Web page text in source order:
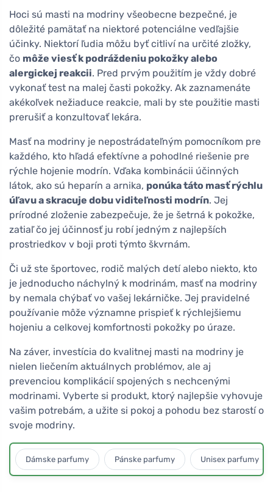
Hoci sú masti na modriny všeobecne bezpečné, je
dôležité pamätať na niektoré potenciálne vedľajšie
účinky. Niektorí ľudia môžu byť citliví na určité zložky,
čo môže viesť k podráždeniu pokožky alebo
alergickej reakcii. Pred prvým použitím je vždy dobré
vykonať test na malej časti pokožky. Ak zaznamenáte
akékoľvek nežiaduce reakcie, mali by ste použitie masti
prerušiť a konzultovať lekára.
Masť na modriny je nepostrádateľným pomocníkom pre
každého, kto hľadá efektívne a pohodlné riešenie pre
rýchle hojenie modrín. Vďaka kombinácii účinných
látok, ako sú heparín a arnika, ponúka táto masť rýchlu
úľavu a skracuje dobu viditeľnosti modrín. Jej
prírodné zloženie zabezpečuje, že je šetrná k pokožke,
zatiaľ čo jej účinnosť ju robí jedným z najlepších
prostriedkov v boji proti týmto škvrnám.
Či už ste športovec, rodič malých detí alebo niekto, kto
je jednoducho náchylný k modrinám, masť na modriny
by nemala chýbať vo vašej lekárničke. Jej pravidelné
používanie môže významne prispieť k rýchlejšiemu
hojeniu a celkovej komfortnosti pokožky po úraze.
Na záver, investícia do kvalitnej masti na modriny je
nielen liečením aktuálnych problémov, ale aj
prevenciou komplikácií spojených s nechcenými
modrinami. Vyberte si produkt, ktorý najlepšie vyhovuje
vašim potrebám, a užite si pokoj a pohodu bez starostí o
svoje modriny.
Dámske parfumy Pánske parfumy Unisex parfumy